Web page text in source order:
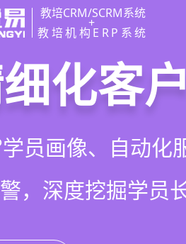
教培CRM/SCRM系统
+
教培机构ERP系统
行业
为中心，打通从
介绍的全生命周
销售
动分配、标准化
造高绩效招生团
化客
员画像、自动化
，深度挖掘学员
招生
微SCRM、小程
现低成本口碑增